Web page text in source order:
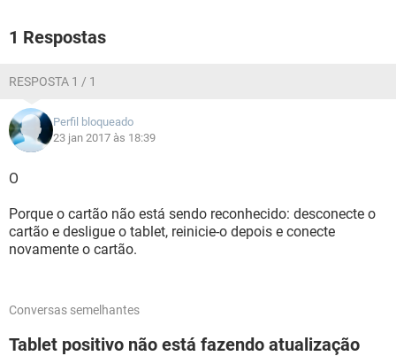
1 Respostas
RESPOSTA 1 / 1
Perfil bloqueado
23 jan 2017 às 18:39
O
Porque o cartão não está sendo reconhecido: desconecte o
cartão e desligue o tablet, reinicie-o depois e conecte
novamente o cartão.
Conversas semelhantes
Tablet positivo não está fazendo atualização